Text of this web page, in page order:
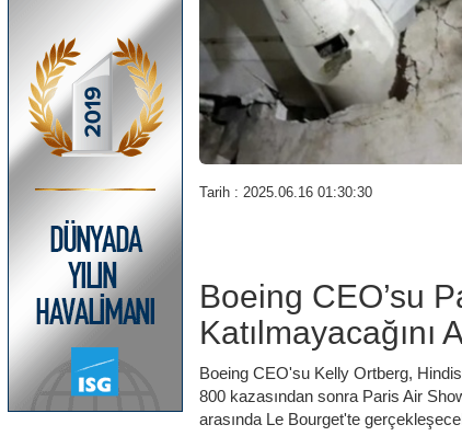
Tarih : 2025.06.16 01:30:30
Boeing CEO’su
Katılmayacağını
Boeing CEO'su Kelly Ortberg,
800 kazasından sonra Paris Air
arasında Le Bourget'te